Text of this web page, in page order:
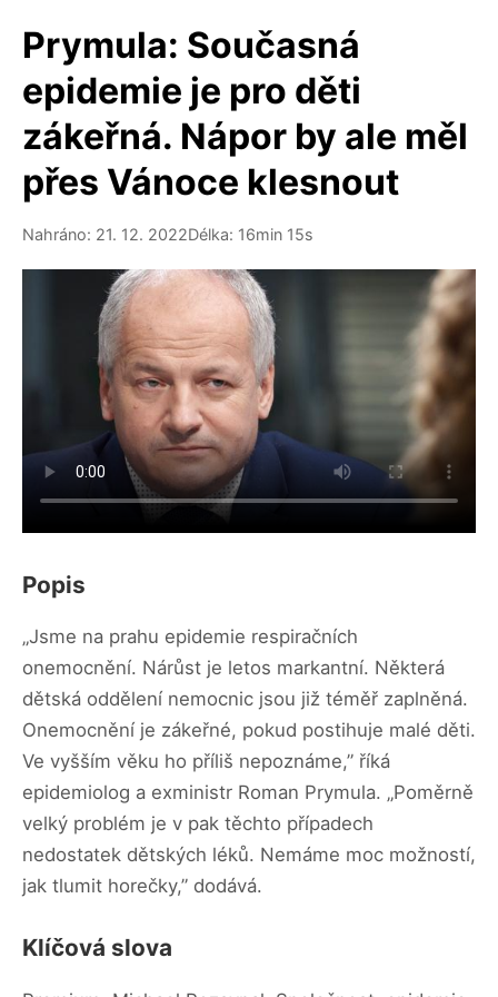
Prymula: Současná
epidemie je pro děti
zákeřná. Nápor by ale měl
přes Vánoce klesnout
Nahráno: 21. 12. 2022Délka: 16min 15s
Popis
„Jsme na prahu epidemie respiračních
onemocnění. Nárůst je letos markantní. Některá
dětská oddělení nemocnic jsou již téměř zaplněná.
Onemocnění je zákeřné, pokud postihuje malé děti.
Ve vyšším věku ho příliš nepoznáme,” říká
epidemiolog a exministr Roman Prymula. „Poměrně
velký problém je v pak těchto případech
nedostatek dětských léků. Nemáme moc možností,
jak tlumit horečky,” dodává.
Klíčová slova